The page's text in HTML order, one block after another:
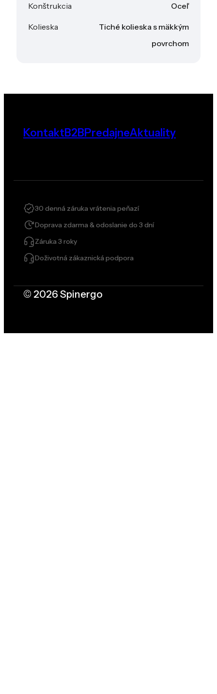
Konštrukcia Oceľ
Kolieska
Tiché kolieska s mäkkým
povrchom
KontaktB2BPredajneAktuality
30 denná záruka vrátenia peňazí
Doprava zdarma & odoslanie do 3 dní
Záruka 3 roky
Doživotná zákaznická podpora
© 2026 Spinergo